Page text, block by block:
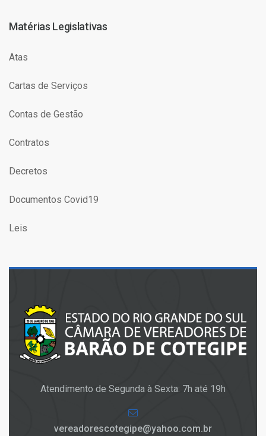
Matérias Legislativas
Atas
Cartas de Serviços
Contas de Gestão
Contratos
Decretos
Documentos Covid19
Leis
Atendimento de Segunda à Sexta: 7h até 19h
vereadorescotegipe@yahoo.com.br